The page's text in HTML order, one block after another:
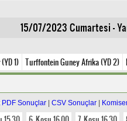
15/07/2023 Cumartesi -
1) Turffontein Guney Afrika (YD 2)
PDF Sonuçlar CSV Sonuçlar